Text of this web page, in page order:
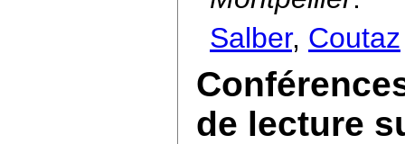
Salber, Coutaz
de lecture